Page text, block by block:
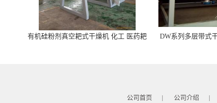
有机硅粉剂真空耙式干燥机 化工 医药耙
DW系列多层带式
公司首页 | 公司介绍 |